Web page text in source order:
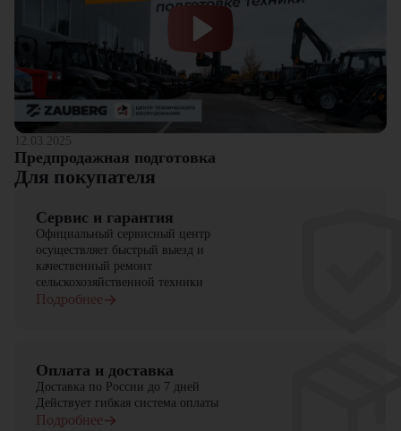
12.03.2025
Предпродажная подготовка
Для покупателя
Сервис и гарантия
Официальный сервисный центр
осуществляет быстрый выезд и
качественный ремонт
сельскохозяйственной техники
Подробнее
Оплата и доставка
Доставка по России до 7 дней
Действует гибкая система оплаты
Подробнее